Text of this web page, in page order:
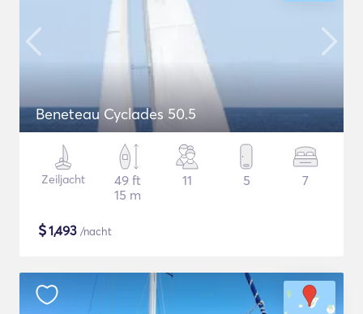
Beneteau Cyclades 50.5
Zeiljacht
49 ft
15 m
11 5 7
$1,493 /nacht